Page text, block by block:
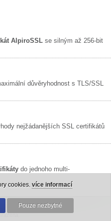
AlpiroSSL se silným až 256-bit
důvěryhodnost s TLS/SSL
nejžádanějších SSL certifikátů
do jednoho multi-
cookies. více informací
Pouze nezbytné